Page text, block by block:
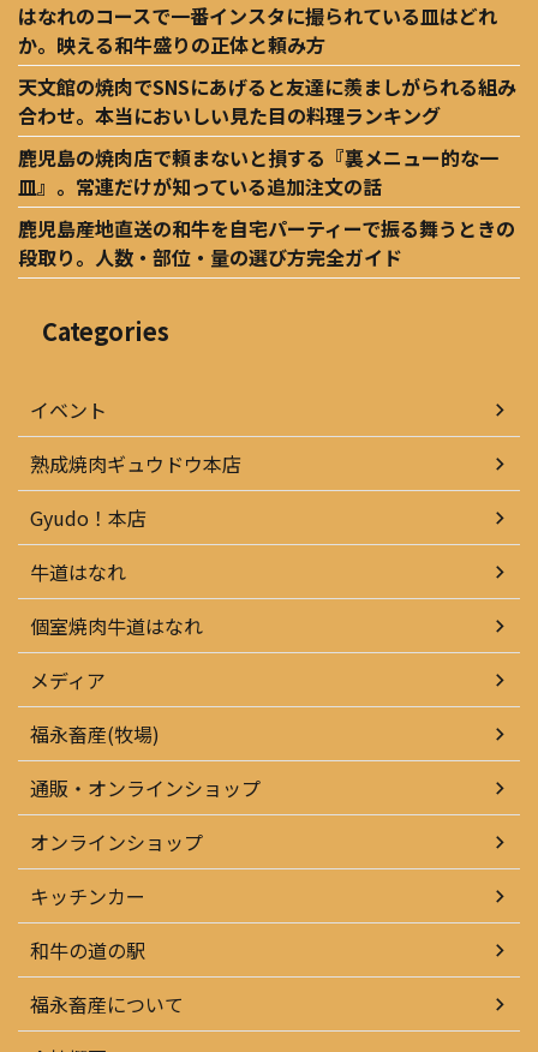
はなれのコースで一番インスタに撮られている皿はどれ
か。映える和牛盛りの正体と頼み方
天文館の焼肉でSNSにあげると友達に羨ましがられる組み
合わせ。本当においしい見た目の料理ランキング
鹿児島の焼肉店で頼まないと損する『裏メニュー的な一
皿』。常連だけが知っている追加注文の話
鹿児島産地直送の和牛を自宅パーティーで振る舞うときの
段取り。人数・部位・量の選び方完全ガイド
Categories
イベント
熟成焼肉ギュウドウ本店
Gyudo！本店
牛道はなれ
個室焼肉牛道はなれ
メディア
福永畜産(牧場)
通販・オンラインショップ
オンラインショップ
キッチンカー
和牛の道の駅
福永畜産について